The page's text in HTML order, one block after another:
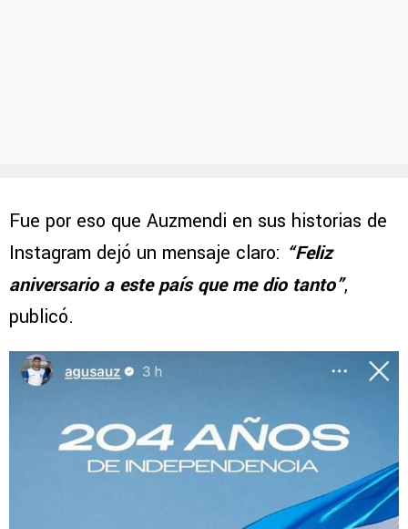
Fue por eso que Auzmendi en sus historias de
Instagram dejó un mensaje claro: “Feliz
aniversario a este país que me dio tanto”,
publicó.